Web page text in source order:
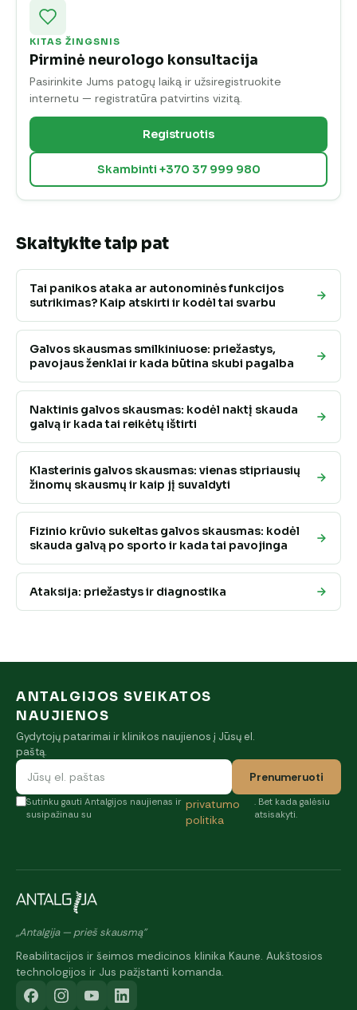
KITAS ŽINGSNIS
Pirminė neurologo konsultacija
Pasirinkite Jums patogų laiką ir užsiregistruokite
internetu — registratūra patvirtins vizitą.
Registruotis
Skambinti +370 37 999 980
Skaitykite taip pat
Tai panikos ataka ar autonominės funkcijos
sutrikimas? Kaip atskirti ir kodėl tai svarbu
Galvos skausmas smilkiniuose: priežastys,
pavojaus ženklai ir kada būtina skubi pagalba
Naktinis galvos skausmas: kodėl naktį skauda
galvą ir kada tai reikėtų ištirti
Klasterinis galvos skausmas: vienas stipriausių
žinomų skausmų ir kaip jį suvaldyti
Fizinio krūvio sukeltas galvos skausmas: kodėl
skauda galvą po sporto ir kada tai pavojinga
Ataksija: priežastys ir diagnostika
ANTALGIJOS SVEIKATOS
NAUJIENOS
Gydytojų patarimai ir klinikos naujienos į Jūsų el.
paštą.
Prenumeruoti
Sutinku gauti Antalgijos naujienas ir
susipažinau su
privatumo
politika
. Bet kada galėsiu
atsisakyti.
„Antalgija — prieš skausmą"
Reabilitacijos ir šeimos medicinos klinika Kaune. Aukštosios
technologijos ir Jus pažįstanti komanda.